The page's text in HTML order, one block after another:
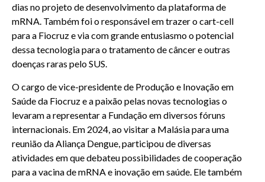
dias no projeto de desenvolvimento da plataforma de
mRNA. Também foi o responsável em trazer o cart-cell
para a Fiocruz e via com grande entusiasmo o potencial
dessa tecnologia para o tratamento de câncer e outras
doenças raras pelo SUS.
O cargo de vice-presidente de Produção e Inovação em
Saúde da Fiocruz e a paixão pelas novas tecnologias o
levaram a representar a Fundação em diversos fóruns
internacionais. Em 2024, ao visitar a Malásia para uma
reunião da Aliança Dengue, participou de diversas
atividades em que debateu possibilidades de cooperação
para a vacina de mRNA e inovação em saúde. Ele também